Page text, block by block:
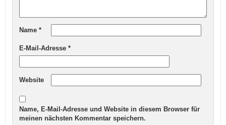
Name *
E-Mail-Adresse *
Website
Name, E-Mail-Adresse und Website in diesem Browser für
meinen nächsten Kommentar speichern.